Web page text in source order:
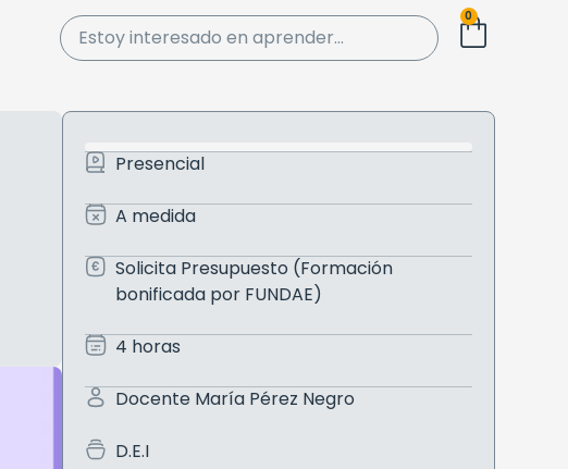
0
Presencial
A medida
Solicita Presupuesto (Formación
bonificada por FUNDAE)
4 horas
Docente María Pérez Negro
D.E.I